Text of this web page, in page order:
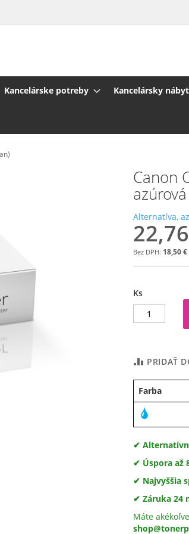
Kancelárske potreby Kancelársky
Canon
Alternatíva,
18,50 €
Ks
PRIDAŤ
Farba
✔
✔ Úspora až
✔ Najvyššia
✔ Záruka 24
Máte